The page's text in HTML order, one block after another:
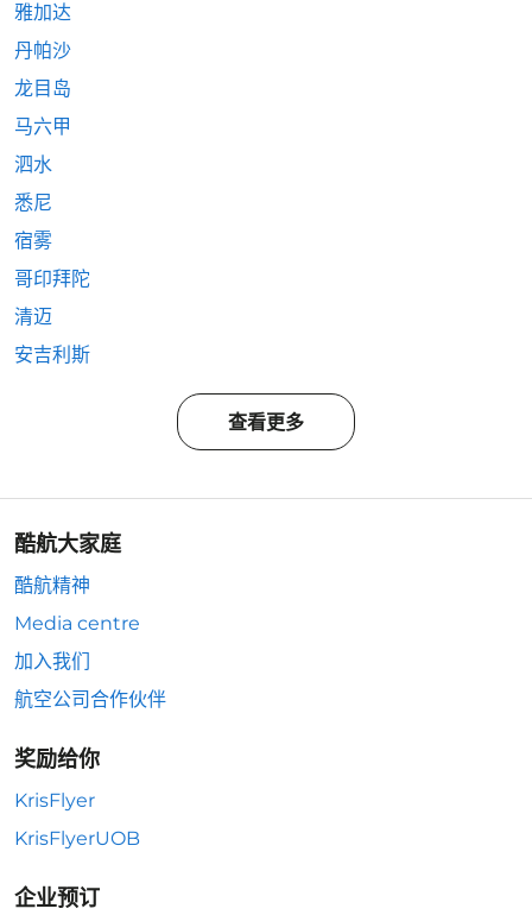
雅加达
丹帕沙
龙目岛
马六甲
泗水
悉尼
宿雾
哥印拜陀
清迈
安吉利斯
查看更多
酷航大家庭
酷航精神
Media centre
加入我们
航空公司合作伙伴
奖励给你
KrisFlyer
KrisFlyerUOB
企业预订